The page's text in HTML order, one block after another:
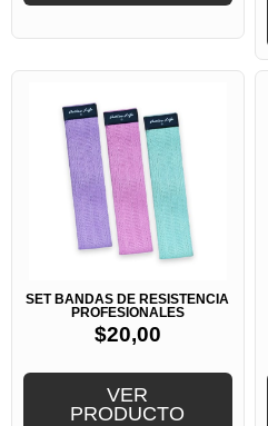
SET BANDAS DE RESISTENCIA
PROFESIONALES
$20,00
VER
PRODUCTO